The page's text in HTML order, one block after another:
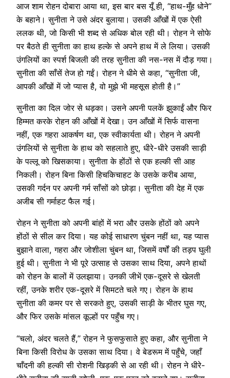
आज शाम रोहन दोबारा आया था, इस बार बस यूँ ही, “हाथ-मुँह धोने”
के बहाने। सुनीता ने उसे अंदर बुलाया। उसकी आँखों में एक ऐसी
ललक थी, जो किसी भी शब्द से अधिक बोल रही थी। रोहन ने सोफे
पर बैठते ही सुनीता का हाथ हल्के से अपने हाथ में ले लिया। उसकी
उंगलियों का स्पर्श बिजली की तरह सुनीता की नस-नस में दौड़ गया।
सुनीता की साँसें तेज हो गईं। रोहन ने धीमे से कहा, “सुनीता जी,
आपकी आँखों में जो प्यास है, वो मुझे भी महसूस होती है।”
सुनीता का दिल जोर से धड़का। उसने अपनी पलकें झुकाईं और फिर
हिम्मत करके रोहन की आँखों में देखा। उन आँखों में सिर्फ वासना
नहीं, एक गहरा आकर्षण था, एक स्वीकार्यता थी। रोहन ने अपनी
उंगलियों से सुनीता के हाथ को सहलाते हुए, धीरे-धीरे उसकी साड़ी
के पल्लू को खिसकाया। सुनीता के होंठों से एक हल्की सी आह
निकली। रोहन बिना किसी हिचकिचाहट के उसके करीब आया,
उसकी गर्दन पर अपनी गर्म साँसों को छोड़ा। सुनीता की देह में एक
अजीब सी गर्माहट फैल गई।
रोहन ने सुनीता को अपनी बांहों में भरा और उसके होंठों को अपने
होंठों से सील कर दिया। यह कोई साधारण चुंबन नहीं था, यह प्यास
बुझाने वाला, गहरा और जोशीला चुंबन था, जिसमें वर्षों की तड़प घुली
हुई थी। सुनीता ने भी पूरे उत्साह से उसका साथ दिया, अपने हाथों
को रोहन के बालों में उलझाया। उनकी जीभें एक-दूसरे से खेलती
रहीं, उनके शरीर एक-दूसरे में सिमटते चले गए। रोहन के हाथ
सुनीता की कमर पर से सरकते हुए, उसकी साड़ी के भीतर घुस गए,
और फिर उसके मांसल कूल्हों पर पहुँच गए।
“चलो, अंदर चलते हैं,” रोहन ने फुसफुसाते हुए कहा, और सुनीता ने
बिना किसी विरोध के उसका साथ दिया। वे बेडरूम में पहुँचे, जहाँ
चाँदनी की हल्की सी रोशनी खिड़की से आ रही थी। रोहन ने धीरे-